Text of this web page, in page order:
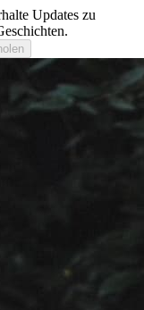
Updates zu